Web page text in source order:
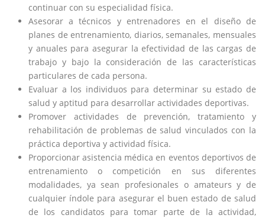
continuar con su especialidad física.
Asesorar a técnicos y entrenadores en el diseño de
planes de entrenamiento, diarios, semanales, mensuales
y anuales para asegurar la efectividad de las cargas de
trabajo y bajo la consideración de las características
particulares de cada persona.
Evaluar a los individuos para determinar su estado de
salud y aptitud para desarrollar actividades deportivas.
Promover actividades de prevención, tratamiento y
rehabilitación de problemas de salud vinculados con la
práctica deportiva y actividad física.
Proporcionar asistencia médica en eventos deportivos de
entrenamiento o competición en sus diferentes
modalidades, ya sean profesionales o amateurs y de
cualquier índole para asegurar el buen estado de salud
de los candidatos para tomar parte de la actividad,